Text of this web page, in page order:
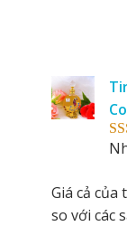
Giá cả
so với các